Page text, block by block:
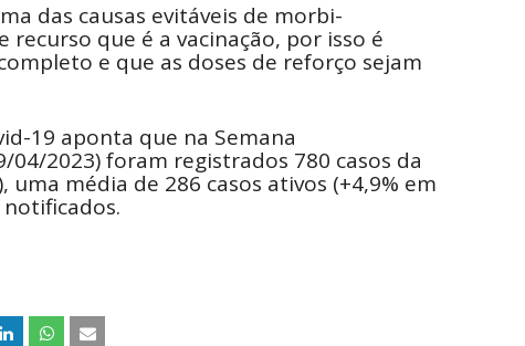
das causas evitáveis de morbi-
que é a vacinação, por isso é
e que as doses de reforço sejam
19 aponta que na Semana
2023) foram registrados 780 casos da
uma média de 286 casos ativos (+4,9% em